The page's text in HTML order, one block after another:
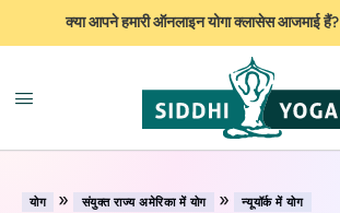
क्या आपने हमारी ऑनलाइन योगा क्लासेस आजमाई हैं?
योग » संयुक्त राज्य अमेरिका में योग » न्यूयॉर्क में योग